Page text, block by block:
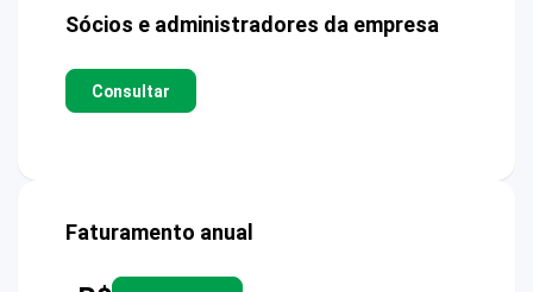
Sócios e administradores da empresa
Consultar
Faturamento anual